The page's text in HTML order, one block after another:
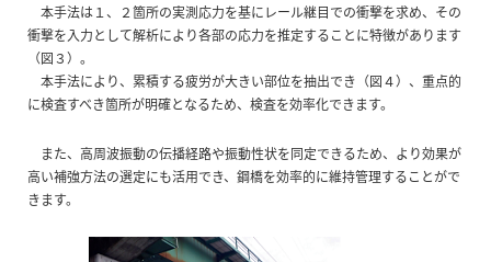
本手法は１、２箇所の実測応力を基にレール継目での衝撃を求め、その
衝撃を入力として解析により各部の応力を推定することに特徴があります
（図３）。
本手法により、累積する疲労が大きい部位を抽出でき（図４）、重点的
に検査すべき箇所が明確となるため、検査を効率化できます。
また、高周波振動の伝播経路や振動性状を同定できるため、より効果が
高い補強方法の選定にも活用でき、鋼橋を効率的に維持管理することがで
きます。